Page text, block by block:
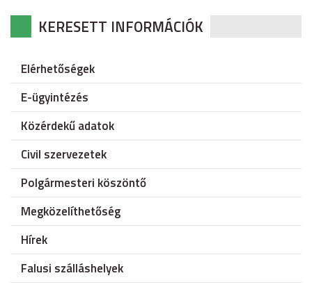
KERESETT INFORMÁCIÓK
Elérhetőségek
E-ügyintézés
Közérdekű adatok
Civil szervezetek
Polgármesteri köszöntő
Megközelíthetőség
Hírek
Falusi szálláshelyek